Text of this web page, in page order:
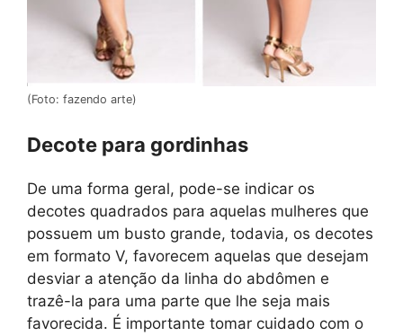
(Foto: fazendo arte)
Decote para gordinhas
De uma forma geral, pode-se indicar os
decotes quadrados para aquelas mulheres que
possuem um busto grande, todavia, os decotes
em formato V, favorecem aquelas que desejam
desviar a atenção da linha do abdômen e
trazê-la para uma parte que lhe seja mais
favorecida. É importante tomar cuidado com o